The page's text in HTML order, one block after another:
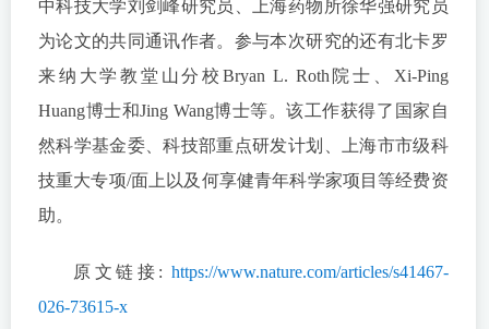
中科技大学刘剑峰研究员、上海药物所徐华强研究员
为论文的共同通讯作者。参与本次研究的还有北卡罗
来纳大学教堂山分校Bryan L. Roth院士、Xi-Ping
Huang博士和Jing Wang博士等。该工作获得了国家自
然科学基金委、科技部重点研发计划、上海市市级科
技重大专项/面上以及何享健青年科学家项目等经费资
助。
原文链接: https://www.nature.com/articles/s41467-
026-73615-x